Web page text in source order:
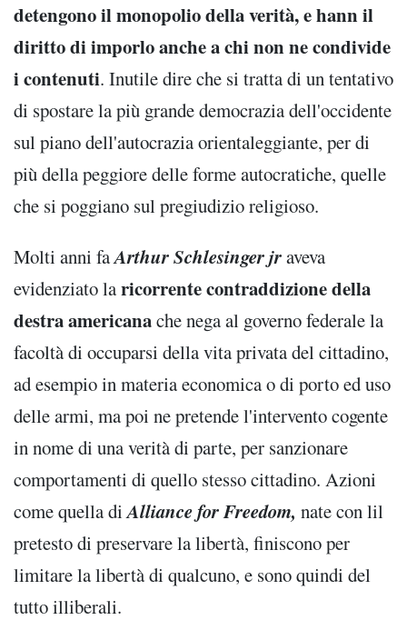
detengono il monopolio della verità, e hann il
diritto di imporlo anche a chi non ne condivide
i contenuti. Inutile dire che si tratta di un tentativo
di spostare la più grande democrazia dell'occidente
sul piano dell'autocrazia orientaleggiante, per di
più della peggiore delle forme autocratiche, quelle
che si poggiano sul pregiudizio religioso.
Molti anni faArthur Schlesinger jraveva
evidenziato laricorrente contraddizione della
destra americanache nega al governo federale la
facoltà di occuparsi della vita privata del cittadino,
ad esempio in materia economica o di porto ed uso
delle armi, ma poi ne pretende l'intervento cogente
in nome di una verità di parte, per sanzionare
comportamenti di quello stesso cittadino. Azioni
come quella diAlliance for Freedom, nate con lil
pretesto di preservare la libertà, finiscono per
limitare la libertà di qualcuno, e sono quindi del
tutto illiberali.